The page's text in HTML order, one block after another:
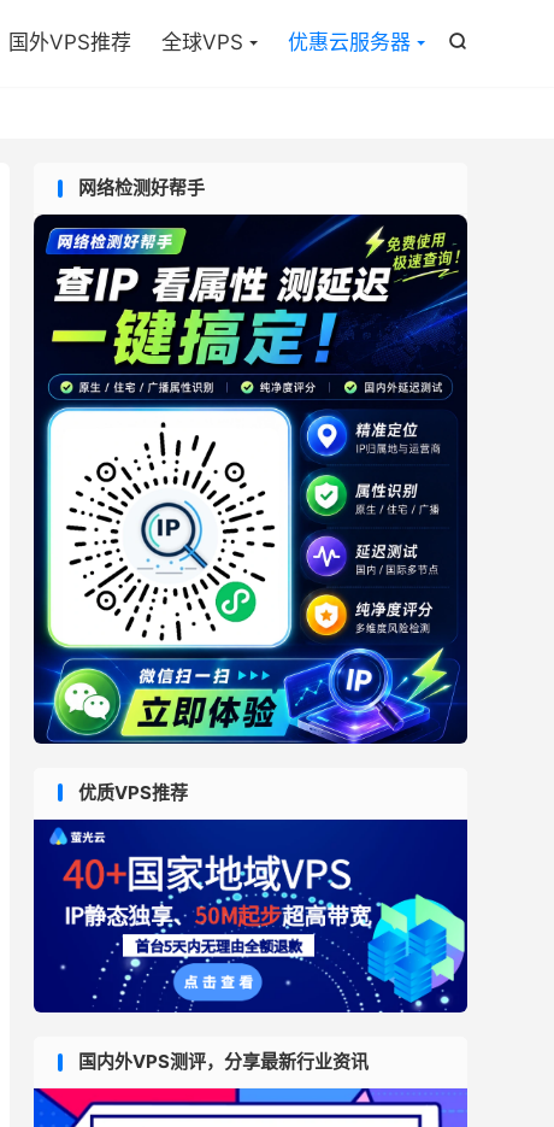

国外VPS推荐 全球VPS 优惠云服务器
网络检测好帮手
优质VPS推荐
国内外VPS测评，分享最新行业资讯